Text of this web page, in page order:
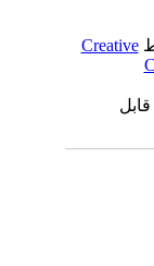
Creative